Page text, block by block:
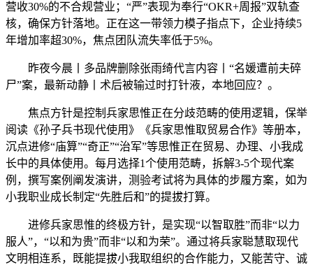
营收30%的不合规营业；“严”表现为奉行“OKR+周报”双轨查
核，确保方针落地。正在这一带领力模子指点下，企业持续5
年增加率超30%，焦点团队流失率低于5%。
昨夜今晨丨多品牌删除张雨绮代言内容丨“名媛遭前夫碎
尸”案，最新动静丨术后被输过时打针液，本地回应？。
焦点方针是控制兵家思惟正在分歧范畴的使用逻辑，保举
阅读《孙子兵书现代使用》《兵家思惟取贸易合作》等册本，
沉点进修“庙算”“奇正”“治军”等思惟正在贸易、办理、小我成
长中的具体使用。每月选择1个使用范畴，拆解3-5个现代案
例，撰写案例阐发演讲，测验考试将为具体的步履方案，如为
小我职业成长制定“先胜后和”的提拔打算。
进修兵家思惟的终极方针，是实现“以智取胜”而非“以力
服人”，“以和为贵”而非“以和为荣”。通过将兵家聪慧取现代
文明相连系，既能提拔小我取组织的合作能力，又能苦守、诚